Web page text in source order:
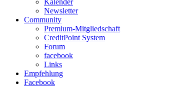
Newsletter
Community
Premium-Mitgliedschaft
CreditPoint System
Forum
facebook
Links
Empfehlung
Facebook